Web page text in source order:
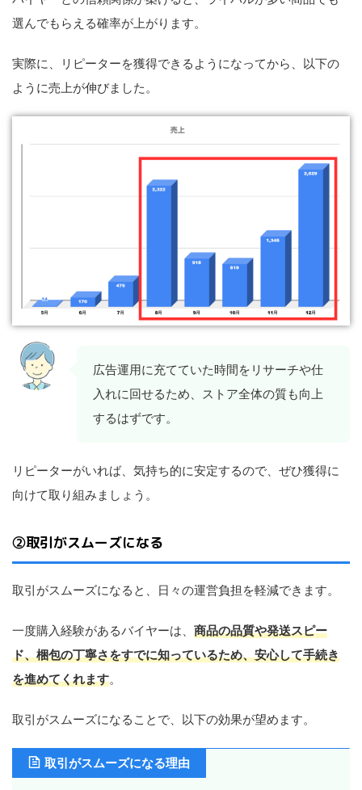
選んでもらえる確率が上がります。
実際に、リピーターを獲得できるようになってから、以下の
ように売上が伸びました。
広告運用に充てていた時間をリサーチや仕
入れに回せるため、ストア全体の質も向上
するはずです。
リピーターがいれば、気持ち的に安定するので、ぜひ獲得に
向けて取り組みましょう。
②取引がスムーズになる
取引がスムーズになると、日々の運営負担を軽減できます。
一度購入経験があるバイヤーは、 商品の品質や発送スピー
ド、梱包の丁寧さをすでに知っているため、安心して手続き
を進めてくれます。
取引がスムーズになることで、以下の効果が望めます。
取引がスムーズになる理由